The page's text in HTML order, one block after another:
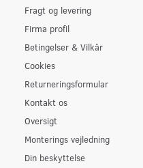
Fragt og levering
Firma profil
Betingelser & Vilkår
Cookies
Returneringsformular
Kontakt os
Oversigt
Monterings vejledning
Din beskyttelse